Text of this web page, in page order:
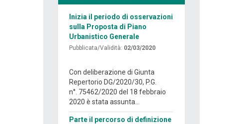
Inizia il periodo di osservazioni
sulla Proposta di Piano
Urbanistico Generale
Pubblicata/Validità: 02/03/2020
Con deliberazione di Giunta
Repertorio DG/2020/30, P.G.
n°. 75462/2020 del 18 febbraio
2020 è stata assunta...
Parte il percorso di definizione